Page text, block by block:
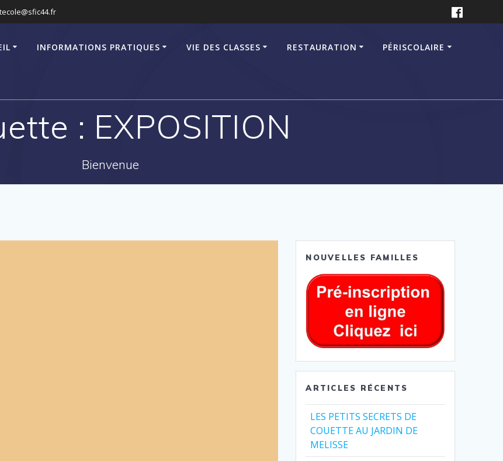
INFORMATIONS PRATIQUES VIE DES CLASSES RESTAURATION PÉRISCOLAIRE
: EXPOSITION
Bienvenue
NOUVELLES FAMILLES
ARTICLES RÉCENTS
LES PETITS SECRETS DE
COUETTE AU JARDIN DE
MELISSE